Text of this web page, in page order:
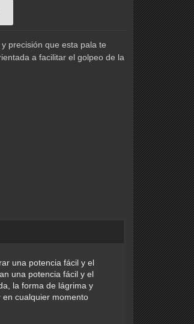
precisión que esta pala te
a facilitar el golpeo de la
una potencia fácil y el
una potencia fácil y el
la forma de lágrima y
cualquier momento